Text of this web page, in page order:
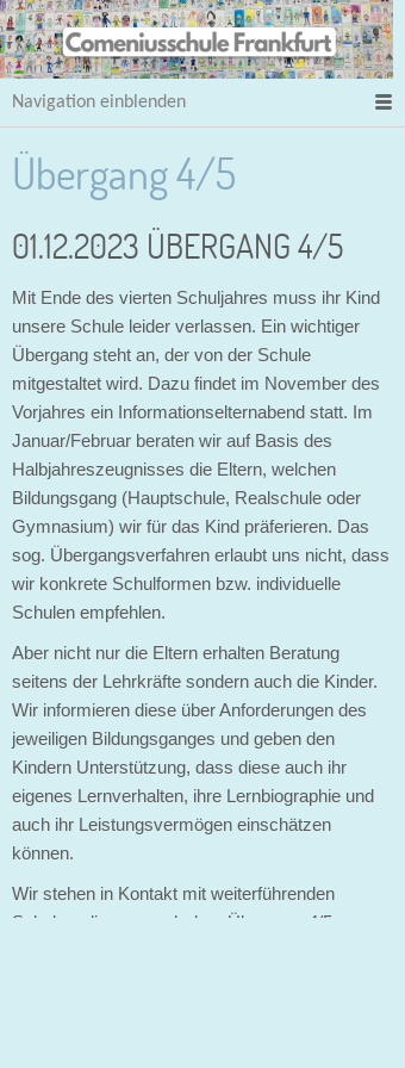
Navigation einblenden
Übergang 4/5
01.12.2023 ÜBERGANG 4/5
Mit Ende des vierten Schuljahres muss ihr Kind
unsere Schule leider verlassen. Ein wichtiger
Übergang steht an, der von der Schule
mitgestaltet wird. Dazu findet im November des
Vorjahres ein Informationselternabend statt. Im
Januar/Februar beraten wir auf Basis des
Halbjahreszeugnisses die Eltern, welchen
Bildungsgang (Hauptschule, Realschule oder
Gymnasium) wir für das Kind präferieren. Das
sog. Übergangsverfahren erlaubt uns nicht, dass
wir konkrete Schulformen bzw. individuelle
Schulen empfehlen.
Aber nicht nur die Eltern erhalten Beratung
seitens der Lehrkräfte sondern auch die Kinder.
Wir informieren diese über Anforderungen des
jeweiligen Bildungsganges und geben den
Kindern Unterstützung, dass diese auch ihr
eigenes Lernverhalten, ihre Lernbiographie und
auch ihr Leistungsvermögen einschätzen
können.
Wir stehen in Kontakt mit weiterführenden
Schulen, die uns nach dem Übergang 4/5